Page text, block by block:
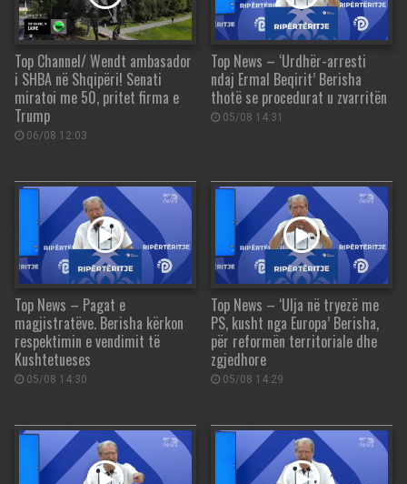
Top Channel/ Wendt ambasador
i SHBA në Shqipëri! Senati
miratoi me 50, pritet firma e
Trump
06/08 12:03
Top News – ‘Urdhër-arresti
ndaj Ermal Beqirit’ Berisha
thotë se procedurat u zvarritën
05/08 14:31
Top News – Pagat e
magjistratëve. Berisha kërkon
respektimin e vendimit të
Kushtetueses
05/08 14:30
Top News – ‘Ulja në tryezë me
PS, kusht nga Europa’ Berisha,
për reformën territoriale dhe
zgjedhore
05/08 14:29